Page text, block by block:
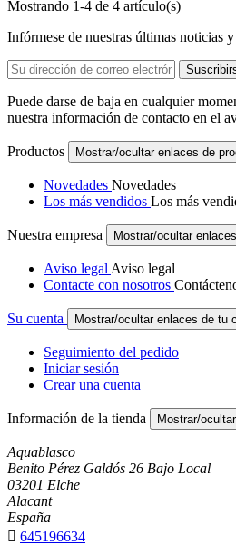
Mostrando 1-4 de 4 artículo(s)
Infórmese de nuestras últimas noticias
Puede darse de baja en cualquier
nuestra información de contacto en el
Productos Mostrar/ocultar enlaces de
Novedades Novedades
Los más vendidos Los más
Nuestra empresa Mostrar/ocultar
Aviso legal Aviso legal
Contacte con nosotros
Su cuenta Mostrar/ocultar enlaces de tu
Seguimiento del pedido
Iniciar sesión
Crear una cuenta
Información de la tienda Mostrar/
Aquablasco
Benito Pérez Galdós 26 Bajo Local
03201 Elche
Alacant
España
 645196634